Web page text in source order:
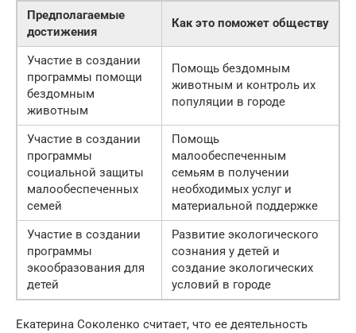
Предполагаемые
достижения
Как это поможет обществу
Участие в создании
программы помощи
бездомным
животным
Помощь бездомным
животным и контроль их
популяции в городе
Участие в создании
программы
социальной защиты
малообеспеченных
семей
Помощь
малообеспеченным
семьям в получении
необходимых услуг и
материальной поддержке
Участие в создании
программы
экообразования для
детей
Развитие экологического
сознания у детей и
создание экологических
условий в городе
Екатерина Соколенко считает, что ее деятельность